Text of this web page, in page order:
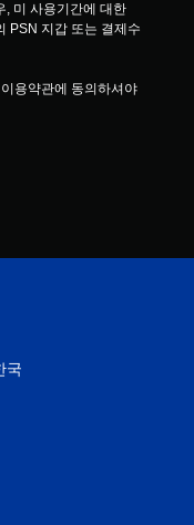
, 미 사용기간에 대한
PSN 지갑 또는 결제수
용약관에 동의하셔야
국